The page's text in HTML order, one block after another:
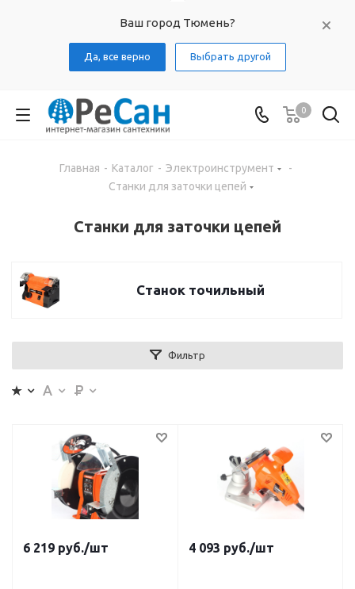
Ваш город Тюмень?
Да, все верно Выбрать другой
0
Главная - Каталог - Электроинструмент
-
Станки для заточки цепей
Станки для заточки цепей
Станок точильный
Фильтр
6 219 руб./шт 4 093 руб./шт